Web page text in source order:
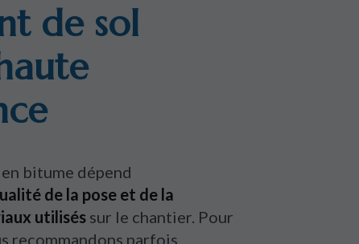
de sol
bitume dépend
de la pose et de la
utilisés sur le chantier. Pour
recommandons parfois